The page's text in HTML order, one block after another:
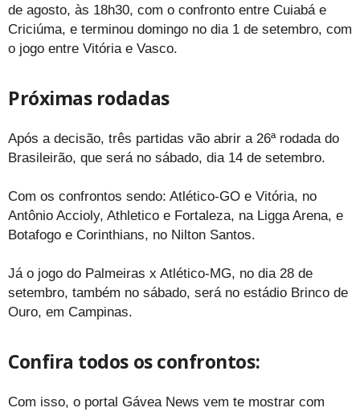
de agosto, às 18h30, com o confronto entre Cuiabá e
Criciúma, e terminou domingo no dia 1 de setembro, com
o jogo entre Vitória e Vasco.
Próximas rodadas
Após a decisão, três partidas vão abrir a 26ª rodada do
Brasileirão, que será no sábado, dia 14 de setembro.
Com os confrontos sendo: Atlético-GO e Vitória, no
Antônio Accioly, Athletico e Fortaleza, na Ligga Arena, e
Botafogo e Corinthians, no Nilton Santos.
Já o jogo do Palmeiras x Atlético-MG, no dia 28 de
setembro, também no sábado, será no estádio Brinco de
Ouro, em Campinas.
Confira todos os confrontos:
Com isso, o portal Gávea News vem te mostrar com